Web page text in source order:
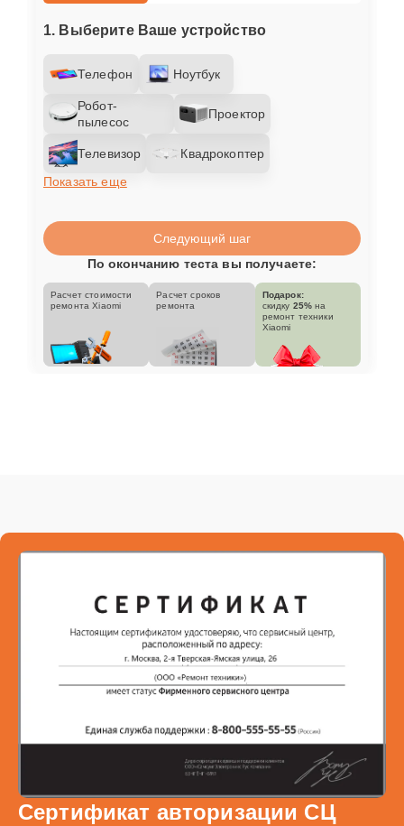
1. Выберите Ваше устройство
Телефон Ноутбук
Робот-
пылесос
Проектор
Телевизор
Квадрокоптер
Показать еще
Следующий шаг
По окончанию теста вы получаете:
Расчет стоимости
ремонта Xiaomi
Расчет сроков
ремонта
Подарок:
скидку 25% на
ремонт техники
Xiaomi
Сертификат авторизации СЦ